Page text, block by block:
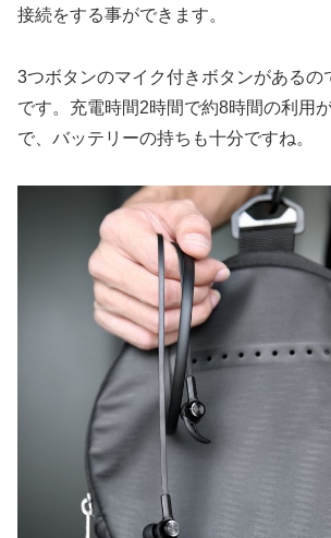
接続をする事ができます。
3つボタンのマイク付きボタンがあるの
です。充電時間2時間で約8時間の利用
で、バッテリーの持ちも十分ですね。